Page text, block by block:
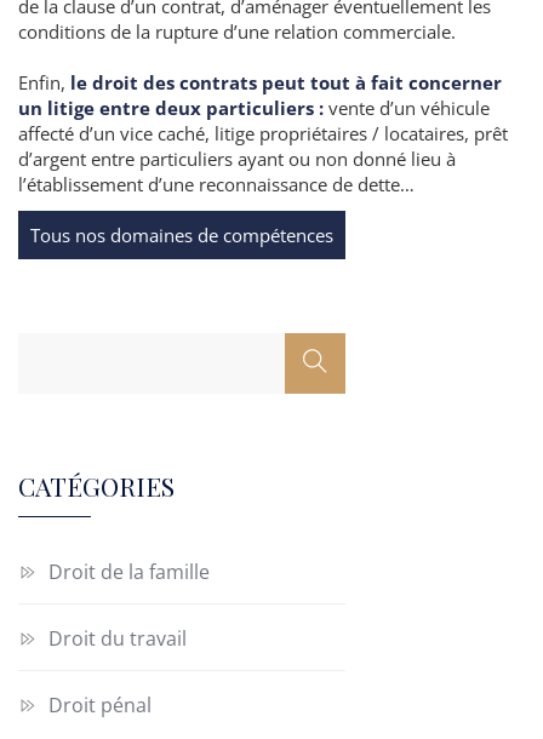
de la clause d’un contrat, d’aménager éventuellement les
conditions de la rupture d’une relation commerciale.
Enfin, le droit des contrats peut tout à fait concerner
un litige entre deux particuliers : vente d’un véhicule
affecté d’un vice caché, litige propriétaires / locataires, prêt
d’argent entre particuliers ayant ou non donné lieu à
l’établissement d’une reconnaissance de dette…
Tous nos domaines de compétences
CATÉGORIES
Droit de la famille
Droit du travail
Droit pénal